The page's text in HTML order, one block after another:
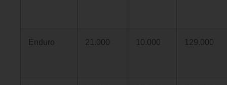
Enduro 21.000 10.000 129.000